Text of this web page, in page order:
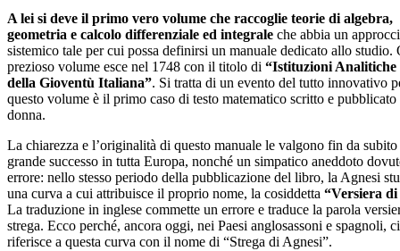
A lei si deve il primo vero volume che raccoglie teorie di algebra,
geometria e calcolo differenziale ed integrale che abbia un
sistemico tale per cui possa definirsi un manuale dedicato allo studio.
prezioso volume esce nel 1748 con il titolo di “Istituzioni Analitiche
della Gioventù Italiana”. Si tratta di un evento del tutto innovativo
questo volume è il primo caso di testo matematico scritto e pubblicato
donna.
La chiarezza e l’originalità di questo manuale le valgono fin da
grande successo in tutta Europa, nonché un simpatico aneddoto
errore: nello stesso periodo della pubblicazione del libro, la Agnesi
una curva a cui attribuisce il proprio nome, la cosiddetta “Versiera di
La traduzione in inglese commette un errore e traduce la parola
strega. Ecco perché, ancora oggi, nei Paesi anglosassoni e spagnoli,
riferisce a questa curva con il nome di “Strega di Agnesi”.